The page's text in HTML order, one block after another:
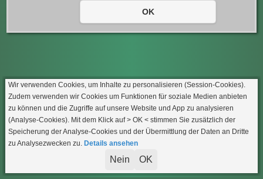
OK
Wir verwenden Cookies, um Inhalte zu personalisieren (Session-Cookies).
Zudem verwenden wir Cookies um Funktionen für soziale Medien anbieten
zu können und die Zugriffe auf unsere Website und App zu analysieren
(Analyse-Cookies). Mit dem Klick auf> OK < stimmen Sie zusätzlich der
Speicherung der Analyse-Cookies und der Übermittlung der Daten an Dritte
zu Analysezwecken zu. Details ansehen
Nein OK